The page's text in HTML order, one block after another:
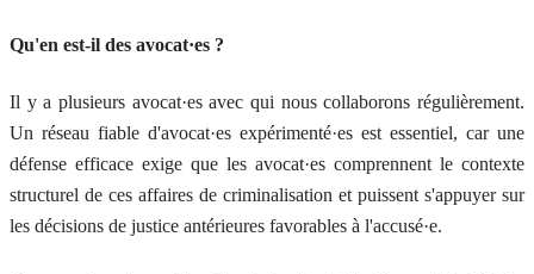
Qu'en est-il des avocat·es ?
Il y a plusieurs avocat·es avec qui nous collaborons régulièrement.
Un réseau fiable d'avocat·es expérimenté·es est essentiel, car une
défense efficace exige que les avocat·es comprennent le contexte
structurel de ces affaires de criminalisation et puissent s'appuyer sur
les décisions de justice antérieures favorables à l'accusé·e.